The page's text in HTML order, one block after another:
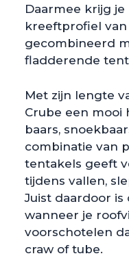
Daarmee krijg
kreeftprofiel
gecombineerd
fladderende
Met zijn lengte
Crube een mooi
baars,
combinatie van
tentakels geeft
tijdens vallen,
Juist daardoor
wanneer je
voorschotelen
craw of tube.